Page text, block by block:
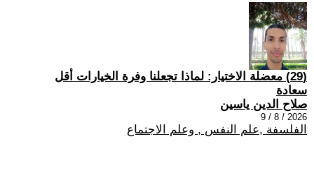
(29) معضلة الاختيار: لماذا تجعلنا وفرة الخيارات أقل
سعادة
صلاح الدين ياسين
2026 / 8 / 9
الفلسفة ,علم النفس , وعلم الاجتماع